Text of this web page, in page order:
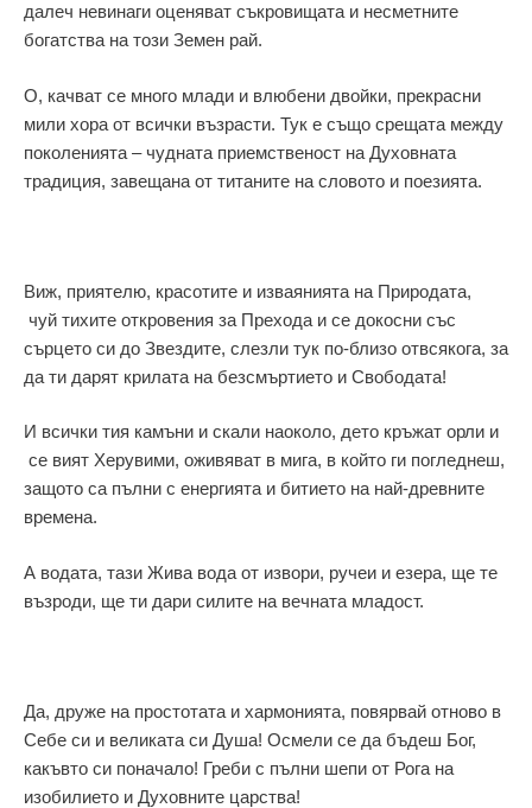
далеч невинаги оценяват съкровищата и несметните
богатства на този Земен рай.
О, качват се много млади и влюбени двойки, прекрасни
мили хора от всички възрасти. Тук е също срещата между
поколенията – чудната приемственост на Духовната
традиция, завещана от титаните на словото и поезията.
Виж, приятелю, красотите и изваянията на Природата,
чуй тихите откровения за Прехода и се докосни със
сърцето си до Звездите, слезли тук по-близо отвсякога, за
да ти дарят крилата на безсмъртието и Свободата!
И всички тия камъни и скали наоколо, дето кръжат орли и
се вият Херувими, оживяват в мига, в който ги погледнеш,
защото са пълни с енергията и битието на най-древните
времена.
А водата, тази Жива вода от извори, ручеи и езера, ще те
възроди, ще ти дари силите на вечната младост.
Да, друже на простотата и хармонията, повярвай отново в
Себе си и великата си Душа! Осмели се да бъдеш Бог,
какъвто си поначало! Греби с пълни шепи от Рога на
изобилието и Духовните царства!